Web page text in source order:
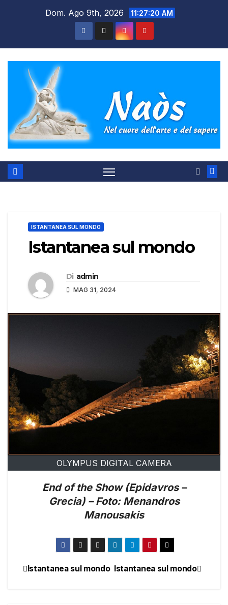
Dom. Ago 9th, 2026 11:27:21 AM
ISTANTANEA SUL MONDO
Istantanea sul mondo
Di admin
MAG 31, 2024
OLYMPUS DIGITAL CAMERA
End of the Show (Epidavros –
Grecia) – Foto: Menandros
Manousakis
NavigazioneIstantanea sul mondo
Istantanea sul mondo